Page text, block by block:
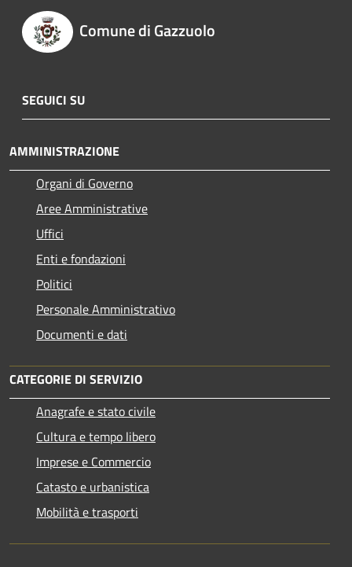
Comune di Gazzuolo
SEGUICI SU
AMMINISTRAZIONE
Organi di Governo
Aree Amministrative
Uffici
Enti e fondazioni
Politici
Personale Amministrativo
Documenti e dati
CATEGORIE DI SERVIZIO
Anagrafe e stato civile
Cultura e tempo libero
Imprese e Commercio
Catasto e urbanistica
Mobilità e trasporti